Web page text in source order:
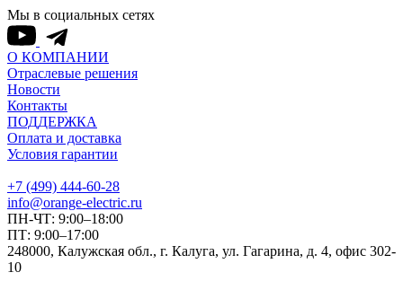
Мы в социальных сетях
О КОМПАНИИ
Отраслевые решения
Новости
Контакты
ПОДДЕРЖКА
Оплата и доставка
Условия гарантии
+7 (499) 444-60-28
info@orange-electric.ru
ПН-ЧТ: 9:00–18:00
ПТ: 9:00–17:00
248000, Калужская обл., г. Калуга, ул. Гагарина, д. 4, офис 302-
10